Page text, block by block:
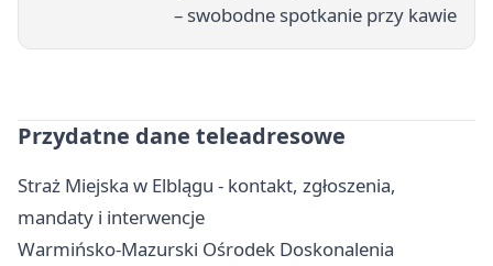
– swobodne spotkanie przy kawie
Przydatne dane teleadresowe
Straż Miejska w Elblągu - kontakt, zgłoszenia,
mandaty i interwencje
Warmińsko-Mazurski Ośrodek Doskonalenia